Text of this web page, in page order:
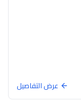
عرض التفاصيل